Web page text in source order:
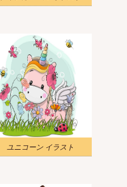
ユニコーン イラスト